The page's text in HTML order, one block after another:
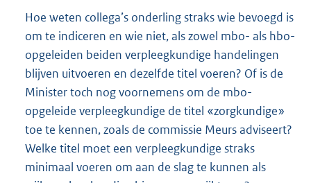
Hoe weten collega’s onderling straks wie bevoegd is
om te indiceren en wie niet, als zowel mbo- als hbo-
opgeleiden beiden verpleegkundige handelingen
blijven uitvoeren en dezelfde titel voeren? Of is de
Minister toch nog voornemens om de mbo-
opgeleide verpleegkundige de titel «zorgkundige»
toe te kennen, zoals de commissie Meurs adviseert?
Welke titel moet een verpleegkundige straks
minimaal voeren om aan de slag te kunnen als